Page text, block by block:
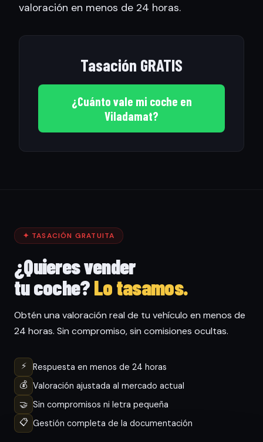
valoración en menos de 24 horas.
Tasación GRATIS
¿Cuánto vale mi coche en
Viladamat?
✦ TASACIÓN GRATUITA
¿Quieres vender
tu coche?Lo tasamos.
Obtén una valoración real de tu vehículo en menos de
24 horas. Sin compromiso, sin comisiones ocultas.
⚡
Respuesta en menos de 24 horas
💰 Valoración ajustada al mercado actual
🤝 Sin compromisos ni letra pequeña
📋 Gestión completa de la documentación